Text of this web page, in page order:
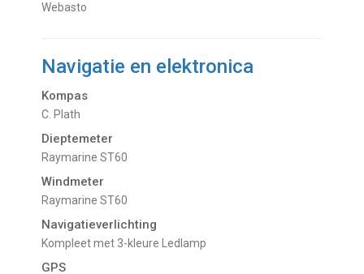
Webasto
Navigatie en elektronica
Kompas
C. Plath
Dieptemeter
Raymarine ST60
Windmeter
Raymarine ST60
Navigatieverlichting
Kompleet met 3-kleure Ledlamp
GPS